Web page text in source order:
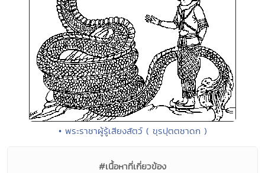
• พระราชาผู้รู้เสียงสัตว์ ( ขุรปุตตชาดก )
#เนื้อหาที่เกี่ยวข้อง